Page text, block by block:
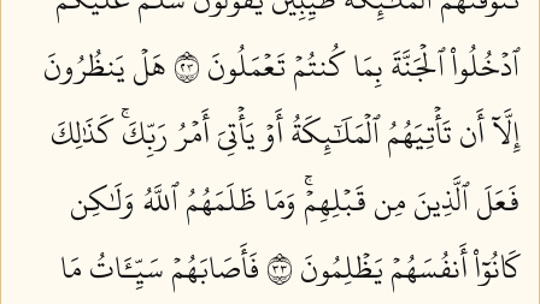
ٱدۡخُلُواْ ٱلۡجَنَّةَ بِمَا كُنتُمۡ تَعۡمَلُونَ ٣٢
هَلۡ يَنظُرُونَ
إِلَّآ أَن تَأۡتِيَهُمُ ٱلۡمَلَٰٓئِكَةُ أَوۡ يَأۡتِيَ أَمۡرُ رَبِّكَۚ كَذَٰلِكَ
فَعَلَ ٱلَّذِينَ مِن قَبۡلِهِمۡۚ وَمَا ظَلَمَهُمُ ٱللَّهُ وَلَٰكِن
كَانُوٓاْ أَنفُسَهُمۡ يَظۡلِمُونَ ٣٣
فَأَصَابَهُمۡ سَيِّـَٔاتُ مَا